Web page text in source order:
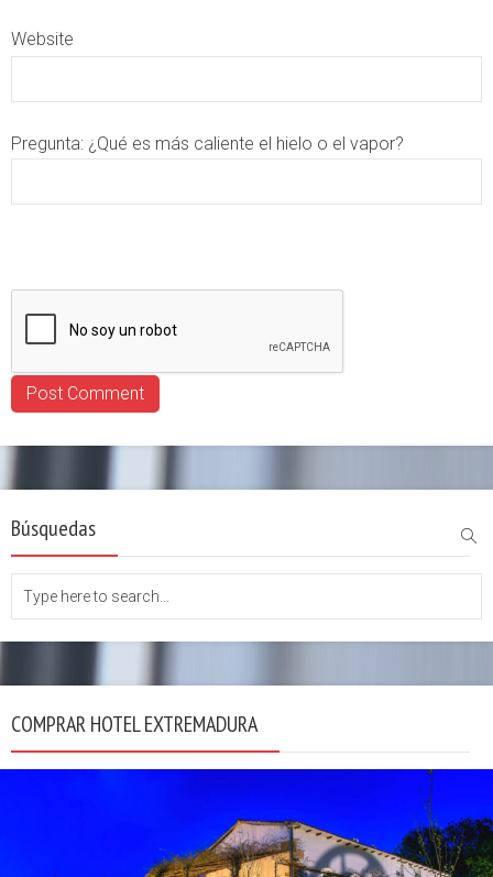
Website
Pregunta: ¿Qué es más caliente el hielo o el vapor?
Búsquedas
COMPRAR HOTEL EXTREMADURA